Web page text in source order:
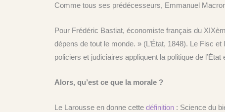
Comme tous ses prédécesseurs, Emmanuel
Pour Frédéric Bastiat, économiste français du
dépens de tout le monde. » (L’État, 1848). Le Fisc
policiers et judiciaires appliquent la politique de
Alors, qu’est ce que la morale ?
Le Larousse en donne cette définition: Science du